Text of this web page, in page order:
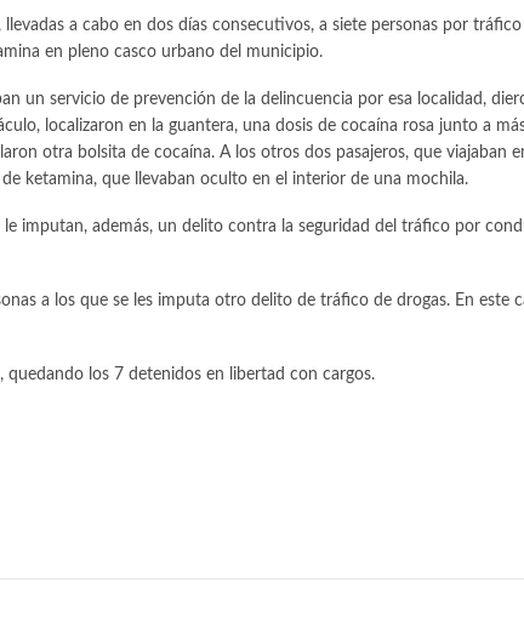
a cabo en dos días consecutivos, a siete personas por
en pleno casco urbano del municipio.
un servicio de prevención de la delincuencia por esa localidad,
localizaron en la guantera, una dosis de cocaína rosa junto a
otra bolsita de cocaína. A los otros dos pasajeros, que viajaban
ketamina, que llevaban oculto en el interior de una mochila.
imputan, además, un delito contra la seguridad del tráfico por
a los que se les imputa otro delito de tráfico de drogas. En este
quedando los 7 detenidos en libertad con cargos.